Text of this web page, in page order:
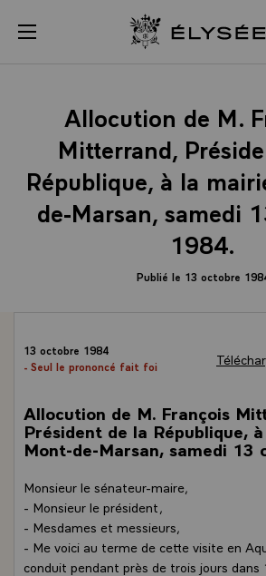
menu Retour à
Allocution de M.
Mitterrand,
République, à la
de-Marsan, samedi
1984.
Publié le 13 octobre
13 octobre 1984
- Seul le prononcé fait foi
Allocution de M. François
Président de la République,
Mont-de-Marsan, samedi 13
Monsieur le sénateur-maire,
- Monsieur le président,
- Mesdames et messieurs,
- Me voici au terme de cette visite en
conduit pendant près de trois jours dans
Panneau de gestion des cookies